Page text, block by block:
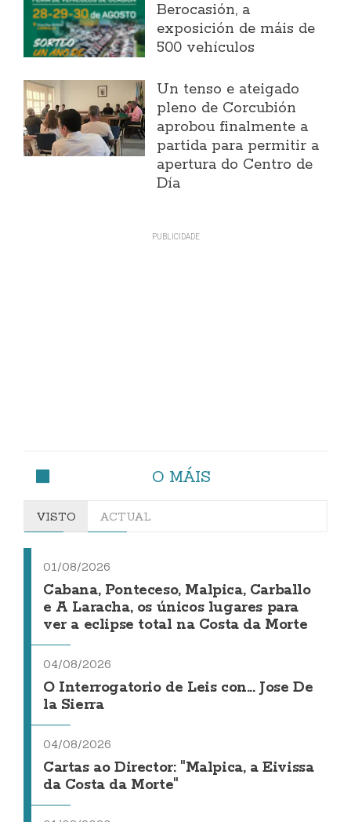
Berocasión, a
exposición de máis de
500 vehículos
Un tenso e ateigado
pleno de Corcubión
aprobou finalmente a
partida para permitir a
apertura do Centro de
Día
O MÁIS
VISTO ACTUAL
01/08/2026
Cabana, Ponteceso, Malpica, Carballo
e A Laracha, os únicos lugares para
ver a eclipse total na Costa da Morte
04/08/2026
O Interrogatorio de Leis con... Jose De
la Sierra
04/08/2026
Cartas ao Director: "Malpica, a Eivissa
da Costa da Morte"